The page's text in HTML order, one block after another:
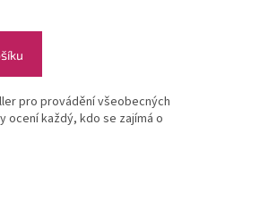
pro provádění všeobecných
ocení každý, kdo se zajímá o